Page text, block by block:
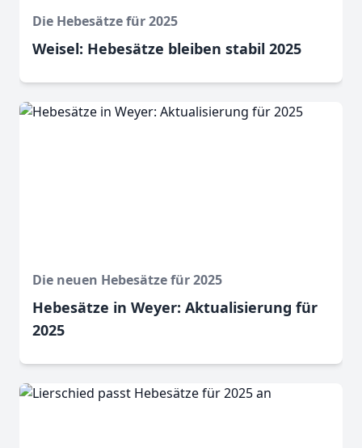
Die Hebesätze für 2025
Weisel: Hebesätze bleiben stabil 2025
Die neuen Hebesätze für 2025
Hebesätze in Weyer: Aktualisierung für
2025